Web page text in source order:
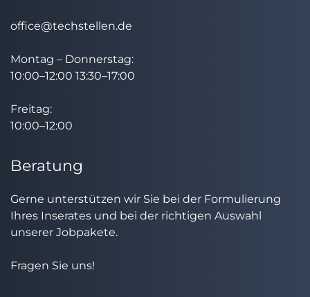
office@techstellen.de
Montag – Donnerstag:
10:00–12:00 13:30–17:00
Freitag:
10:00–12:00
Beratung
Gerne unterstützen wir Sie bei der Formulierung
Ihres Inserates und bei der richtigen Auswahl
unserer Jobpakete.
Fragen Sie uns!